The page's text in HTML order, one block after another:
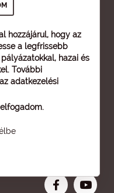
hozzájárul, hogy az
a legfrissebb
hazai és
További
adatkezelési
elfogadom.